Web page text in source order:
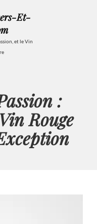
Et-
et le Vin
:
Rouge